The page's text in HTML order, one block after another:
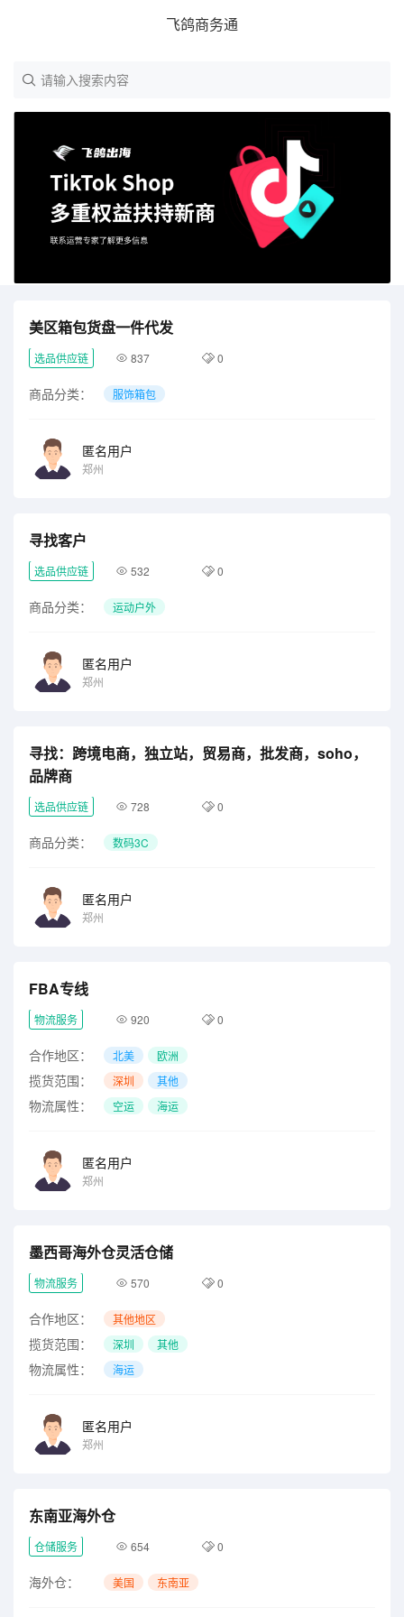
飞鸽商务通
请输入搜索内容
美区箱包货盘一件代发
选品供应链 837 0
商品分类： 服饰箱包
匿名用户
郑州
寻找客户
选品供应链 532 0
商品分类： 运动户外
匿名用户
郑州
寻找：跨境电商，独立站，贸易商，批发商，soho，
品牌商
选品供应链 728 0
商品分类： 数码3C
匿名用户
郑州
FBA专线
物流服务 920 0
合作地区： 北美 欧洲
揽货范围： 深圳 其他
物流属性： 空运 海运
匿名用户
郑州
墨西哥海外仓灵活仓储
物流服务 570 0
合作地区： 其他地区
揽货范围： 深圳 其他
物流属性： 海运
匿名用户
郑州
东南亚海外仓
仓储服务 654 0
海外仓： 美国 东南亚